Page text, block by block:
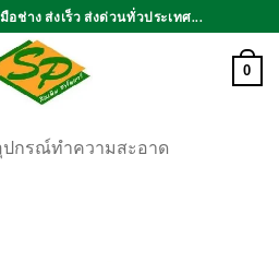
อช่าง ส่งเร็ว ส่งด่วนทั่วประเทศ...
0
ปกรณ์ทำความสะอาด